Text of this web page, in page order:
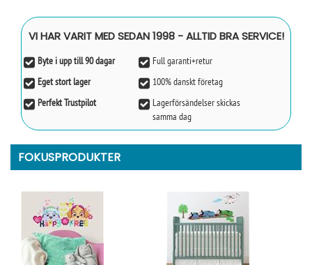
VI HAR VARIT MED SEDAN 1998 - ALLTID BRA SERVICE!
Byte i upp till 90 dagar
Full garanti+retur
Eget stort lager
100% danskt företag
Perfekt Trustpilot
Lagerförsändelser skickas
samma dag
FOKUSPRODUKTER